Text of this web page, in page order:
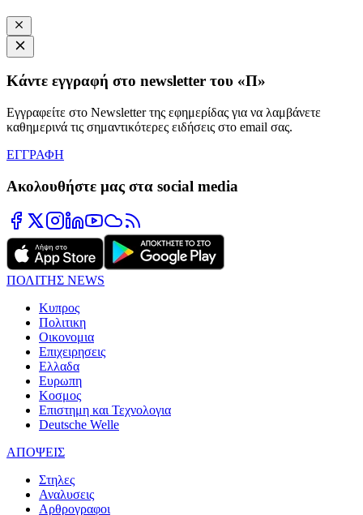
Κάντε εγγραφή στο newsletter του «Π»
Εγγραφείτε στο Newsletter της εφημερίδας για να λαμβάνετε
καθημερινά τις σημαντικότερες ειδήσεις στο email σας.
ΕΓΓΡΑΦΗ
Ακολουθήστε μας στα social media
ΠΟΛΙΤΗΣ NEWS
Κυπρος
Πολιτικη
Οικονομια
Επιχειρησεις
Ελλαδα
Ευρωπη
Κοσμος
Επιστημη και Τεχνολογια
Deutsche Welle
ΑΠΟΨΕΙΣ
Στηλες
Αναλυσεις
Αρθρογραφοι